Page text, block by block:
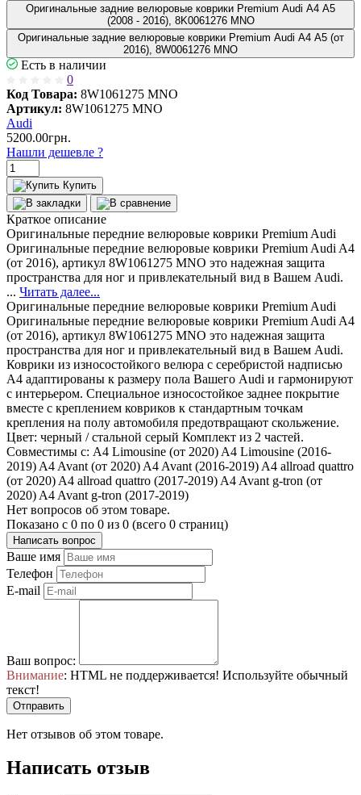
Оригинальные задние велюровые коврики Premium Audi А4 A5
(2008 - 2016), 8K0061276 MNO
Оригинальные задние велюровые коврики Premium Audi A4 A5 (от
2016), 8W0061276 MNO
Есть в наличии
0
Код Товара: 8W1061275 MNO
Артикул: 8W1061275 MNO
Audi
5200.00грн.
Нашли дешевле ?
Купить
Краткое описание
Оригинальные передние велюровые коврики Premium Audi
Оригинальные передние велюровые коврики Premium Audi A4
(от 2016), артикул 8W1061275 MNO это надежная защита
пространства для ног и привлекательный вид в Вашем Audi.
... Читать далее...
Оригинальные передние велюровые коврики Premium Audi
Оригинальные передние велюровые коврики Premium Audi A4
(от 2016), артикул 8W1061275 MNO это надежная защита
пространства для ног и привлекательный вид в Вашем Audi.
Коврики из износостойкого велюра с серебристой надписью
А4 адаптированы к размеру пола Вашего Audi и гармонируют
с интерьером. Специальное износостойкое заднее покрытие
вместе с креплением ковриков к стандартным точкам
крепления на полу автомобиля предотвращают скольжение.
Цвет: черный / стальной серый Комплект из 2 частей.
Совместимы с: A4 Limousine (от 2020) A4 Limousine (2016-
2019) A4 Avant (от 2020) A4 Avant (2016-2019) A4 allroad quattro
(от 2020) A4 allroad quattro (2017-2019) A4 Avant g-tron (от
2020) A4 Avant g-tron (2017-2019)
Нет вопросов об этом товаре.
Показано с 0 по 0 из 0 (всего 0 страниц)
Написать вопрос
Ваше имя
Телефон
E-mail
Ваш вопрос:
Внимание: HTML не поддерживается! Используйте обычный
текст!
Отправить
Нет отзывов об этом товаре.
Написать отзыв